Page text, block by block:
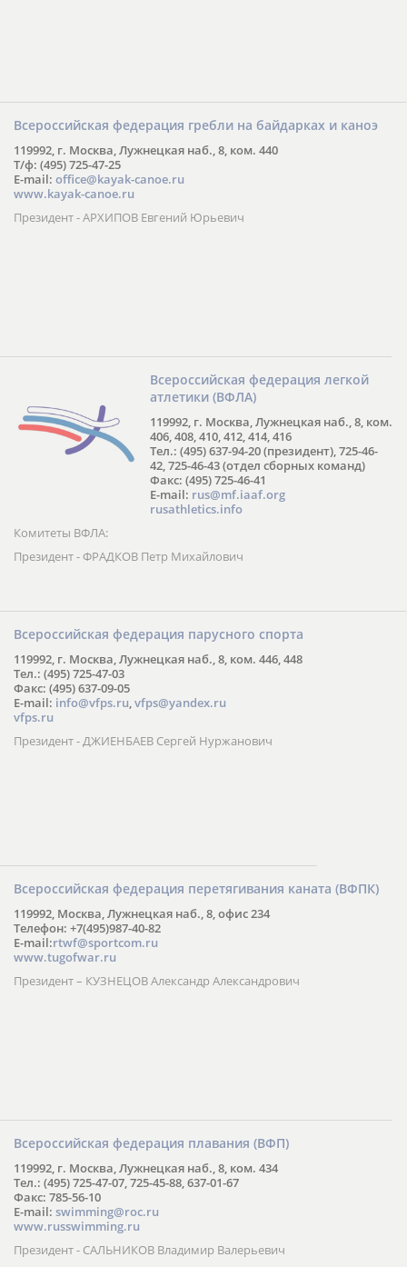
Всероссийская федерация гребли на байдарках и каноэ
119992, г. Москва, Лужнецкая наб., 8, ком. 440
Т/ф: (495) 725-47-25
E-mail: office@kayak-canoe.ru
www.kayak-canoe.ru
Президент - АРХИПОВ Евгений Юрьевич
Всероссийская федерация легкой
атлетики (ВФЛА)
119992, г. Москва, Лужнецкая наб., 8, ком.
406, 408, 410, 412, 414, 416
Тел.: (495) 637-94-20 (президент), 725-46-
42, 725-46-43 (отдел сборных команд)
Факс: (495) 725-46-41
E-mail: rus@mf.iaaf.org
rusathletics.info
Комитеты ВФЛА:
Президент - ФРАДКОВ Петр Михайлович
Всероссийская федерация парусного спорта
119992, г. Москва, Лужнецкая наб., 8, ком. 446, 448
Тел.: (495) 725-47-03
Факс: (495) 637-09-05
E-mail: info@vfps.ru,vfps@yandex.ru
vfps.ru
Президент - ДЖИЕНБАЕВ Сергей Нуржанович
Всероссийская федерация перетягивания каната (ВФПК)
119992, Москва, Лужнецкая наб., 8, офис 234
Телефон: +7(495)987-40-82
E-mail:rtwf@sportcom.ru
www.tugofwar.ru
Президент – КУЗНЕЦОВ Александр Александрович
Всероссийская федерация плавания (ВФП)
119992, г. Москва, Лужнецкая наб., 8, ком. 434
Тел.: (495) 725-47-07, 725-45-88, 637-01-67
Факс: 785-56-10
E-mail: swimming@roc.ru
www.russwimming.ru
Президент - САЛЬНИКОВ Владимир Валерьевич